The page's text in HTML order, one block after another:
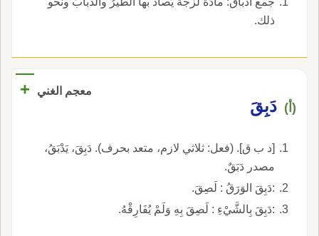
ذلك.
معجم الغني +
(أ) دَبِقَ
[د ب ق]. (فعل: ثلاثي لازم، متعد بحرف). دَبِقَ، يَدْبَقُ،
مصدر دَبَقٌ.
:دَبِقَ الوَرَقُ : لَصِقَ.
:دَبِقَ بِالشَّيْءِ : لَصِقَ بِهِ وَلَمْ يُفَارِقْهُ.